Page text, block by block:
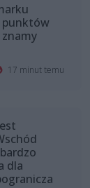
punktów
17 minut temu
dla